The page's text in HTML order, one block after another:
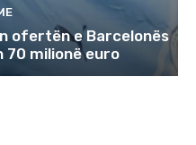
ofertën e Barcelonës
70 milionë euro